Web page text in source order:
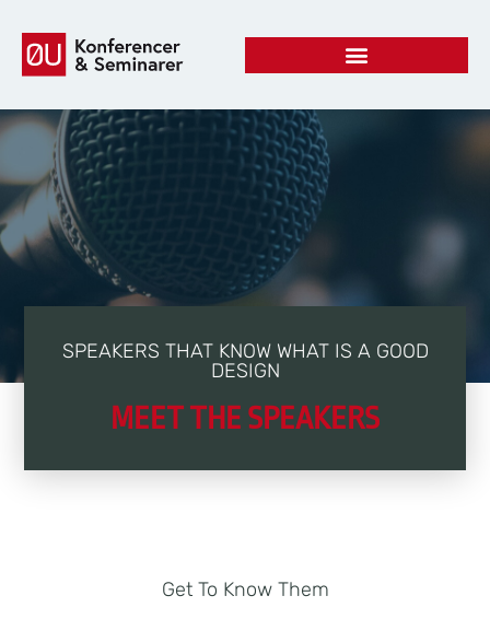
SPEAKERS THAT KNOW WHAT IS A GOOD
DESIGN
MEET THE SPEAKERS
Get To Know Them